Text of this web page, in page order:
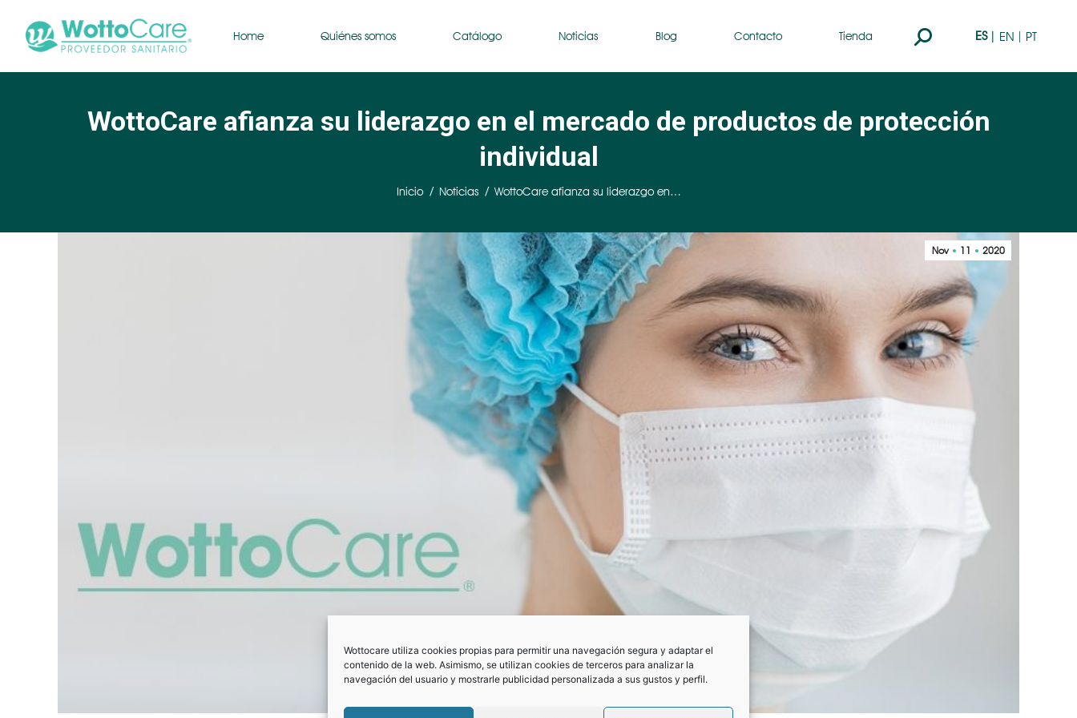
Wottocare utiliza cookies propias para permitir una navegación segura y adaptar el
contenido de la web. Asimismo, se utilizan cookies de terceros para analizar la
navegación del usuario y mostrarle publicidad personalizada a sus gustos y perfil.
Home Quiénes somos Catálogo Noticias Blog Contacto Tienda Buscar: ES EN PT
WottoCare afianza su liderazgo en el mercado de productos de protección
individual
Estás aquí:
Inicio Noticias WottoCare afianza su liderazgo en…
Nov 11 2020